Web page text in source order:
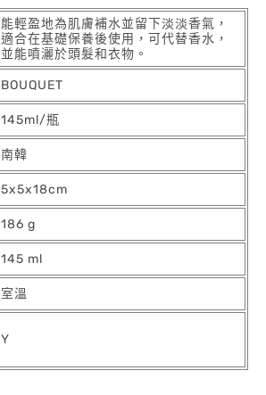
能輕盈地為肌膚補水並留下淡淡香氣，
適合在基礎保養後使用，可代替香水，
並能噴灑於頭髮和衣物。
BOUQUET
145ml/瓶
南韓
5x5x18cm
186 g
145 ml
室溫
Y